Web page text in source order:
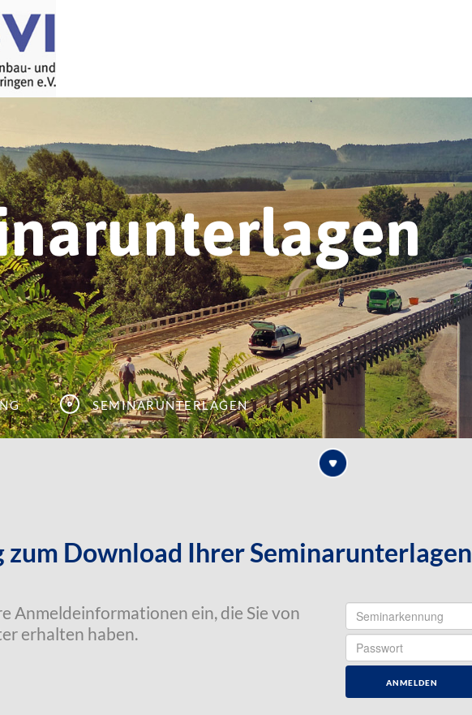
Seminarunterlagen
zum Download Ihrer Seminarunterlagen
Anmeldeinformationen ein, die Sie von
erhalten haben.